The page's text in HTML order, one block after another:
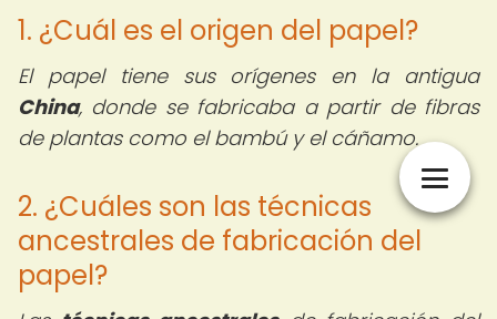
1. ¿Cuál es el origen del papel?
El papel tiene sus orígenes en la antigua
China, donde se fabricaba a partir de fibras
de plantas como el bambú y el cáñamo.
2. ¿Cuáles son las técnicas
ancestrales de fabricación del
papel?